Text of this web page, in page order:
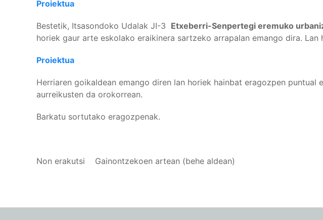
Proiektua
Bestetik, Itsasondoko Udalak JI-3 Etxeberri-Senpertegi eremuko
horiek gaur arte eskolako eraikinera sartzeko arrapalan emango dira.
Proiektua
Herriaren goikaldean emango diren lan horiek hainbat eragozpen
aurreikusten da orokorrean.
Barkatu sortutako eragozpenak.
Non erakutsi Gainontzekoen artean (behe aldean)